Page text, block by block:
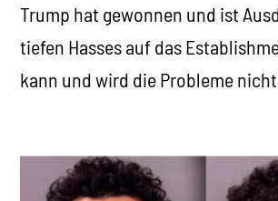
Trump hat gewonnen und ist
tiefen Hasses auf das
kann und wird die Probleme